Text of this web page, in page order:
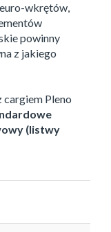
wkrętów,
powinny
z jakiego
Pleno
(listwy